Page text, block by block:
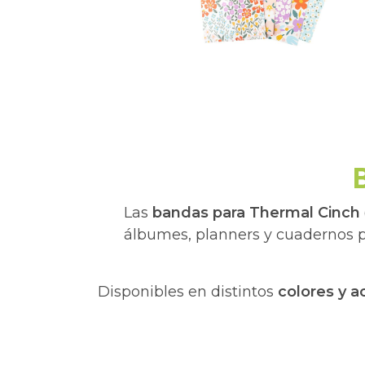
Las bandas para Thermal Cinch
álbumes, planners y cuadernos
Disponibles en distintos colores y